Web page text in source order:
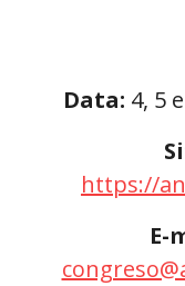
Data: 4, 5
https://
E-